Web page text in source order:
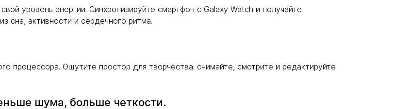
уровень энергии. Синхронизируйте смартфон с Galaxy Watch и получайте
сна, активности и сердечного ритма.
процессора. Ощутите простор для творчества: снимайте, смотрите и редактируйте
шума, больше четкости.